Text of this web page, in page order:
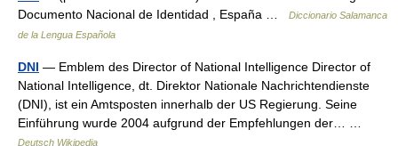
Documento Nacional de Identidad , España …
Diccionario Salamanca
de la Lengua Española
DNI — Emblem des Director of National Intelligence Director of
National Intelligence, dt. Direktor Nationale Nachrichtendienste
(DNI), ist ein Amtsposten innerhalb der US Regierung. Seine
Einführung wurde 2004 aufgrund der Empfehlungen der… …
Deutsch Wikipedia